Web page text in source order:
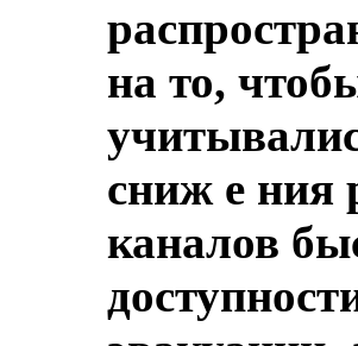
на то,
сниж е ния
каналов